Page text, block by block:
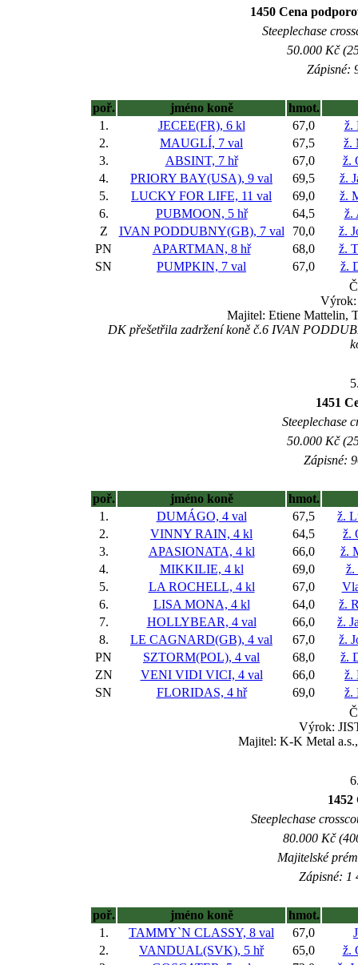
1450 Cena
Steeplechase
50.000 Kč
Zápisné:
poř. jméno koně
hmot.
1.
JECEE(FR), 6 kl 67,0
ž.
2.
MAUGLÍ, 7 val 67,5
ž.
3.
ABSINT, 7 hř 67,0
ž.
4.
PRIORY BAY(USA), 9 val 69,5
ž.
5.
LUCKY FOR LIFE, 11 val 69,0
ž.
6.
PUBMOON, 5 hř 64,5
ž.
Z
IVAN PODDUBNY(GB), 7 val 70,0
ž.
PN
APARTMAN, 8 hř 68,0
ž.
SN
PUMPKIN, 7 val 67,0
ž.
Výrok:
Majitel: Etiene Mattelin,
DK přešetřila zadržení koně č.6 IVAN
1451
Steeplechase
50.000 Kč
Zápisné:
poř. jméno koně
hmot.
1.
DUMÁGO, 4 val 67,5
ž.
2.
VINNY RAIN, 4 kl 64,5
ž.
3.
APASIONATA, 4 kl 66,0
ž.
4.
MIKKILIE, 4 kl 69,0
ž.
5.
LA ROCHELL, 4 kl 67,0
6.
LISA MONA, 4 kl 64,0
ž.
7.
HOLLYBEAR, 4 val 66,0
ž.
8.
LE CAGNARD(GB), 4 val 67,0
ž.
PN
SZTORM(POL), 4 val 68,0
ž.
ZN
VENI VIDI VICI, 4 val 66,0
ž.
SN
FLORIDAS, 4 hř 69,0
ž.
Výrok:
Majitel: K-K Metal
1452
Steeplechase
80.000 Kč
Majitelské
Zápisné: 1
poř. jméno koně
hmot.
1.
TAMMY`N CLASSY, 8 val 67,0
2.
VANDUAL(SVK), 5 hř 65,0
ž.